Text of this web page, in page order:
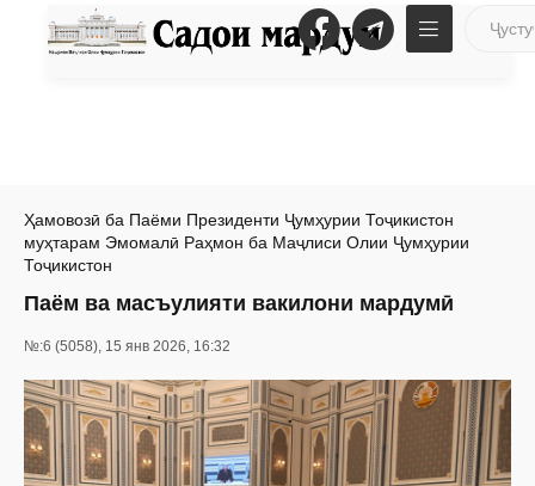
Ҳамовозӣ ба Паёми Президенти Ҷумҳурии Тоҷикистон
муҳтарам Эмомалӣ Раҳмон ба Маҷлиси Олии Ҷумҳурии
Тоҷикистон
Паём ва масъулияти вакилони мардумӣ
№:6 (5058), 15 янв 2026, 16:32